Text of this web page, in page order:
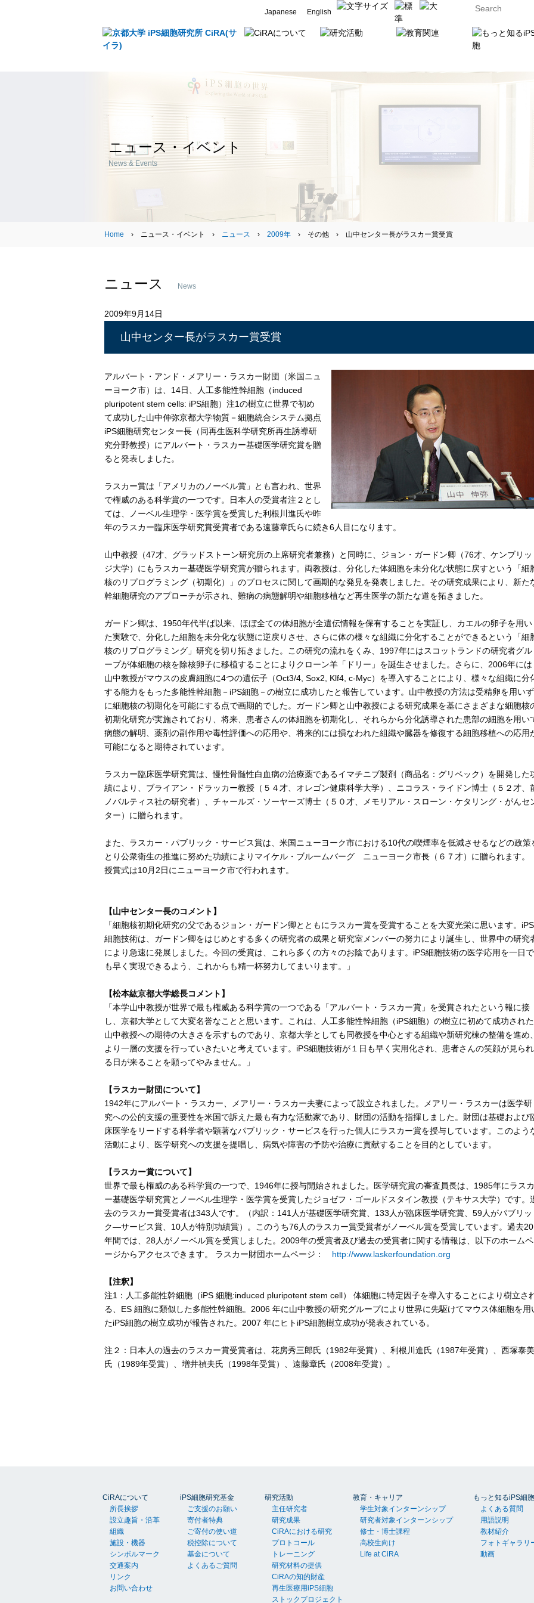
Japanese English
ニュース・イベント
News & Events
Home › ニュース・イベント › ニュース › 2009年› その他 › 山中センター長がラスカー賞受賞
ニュース News
2009年9月14日
山中センター長がラスカー賞受賞
アルバート・アンド・メアリー・ラスカー財団（米国ニュ
ーヨーク市）は、14日、人工多能性幹細胞（induced
pluripotent stem cells: iPS細胞）注1の樹立に世界で初め
て成功した山中伸弥京都大学物質－細胞統合システム拠点
iPS細胞研究センター長（同再生医科学研究所再生誘導研
究分野教授）にアルバート・ラスカー基礎医学研究賞を贈
ると発表しました。
ラスカー賞は「アメリカのノーベル賞」とも言われ、世界
で権威のある科学賞の一つです。日本人の受賞者注２とし
ては、ノーベル生理学・医学賞を受賞した利根川進氏や昨
年のラスカー臨床医学研究賞受賞者である遠藤章氏らに続き6人目になります。
山中教授（47才、グラッドストーン研究所の上席研究者兼務）と同時に、ジョン・ガードン卿（76才、ケンブリッ
ジ大学）にもラスカー基礎医学研究賞が贈られます。両教授は、分化した体細胞を未分化な状態に戻すという「細
核のリプログラミング（初期化）」のプロセスに関して画期的な発見を発表しました。その研究成果により、新た
幹細胞研究のアプローチが示され、難病の病態解明や細胞移植など再生医学の新たな道を拓きました。
ガードン卿は、1950年代半ば以来、ほぼ全ての体細胞が全遺伝情報を保有することを実証し、カエルの卵子を用い
た実験で、分化した細胞を未分化な状態に逆戻りさせ、さらに体の様々な組織に分化することができるという「細
核のリプログラミング」研究を切り拓きました。この研究の流れをくみ、1997年にはスコットランドの研究者グル
ープが体細胞の核を除核卵子に移植することによりクローン羊「ドリー」を誕生させました。さらに、2006年には
山中教授がマウスの皮膚細胞に4つの遺伝子（Oct3/4, Sox2, Klf4, c-Myc）を導入することにより、様々な組織に分
する能力をもった多能性幹細胞－iPS細胞－の樹立に成功したと報告しています。山中教授の方法は受精卵を用いず
に細胞核の初期化を可能にする点で画期的でした。ガードン卿と山中教授による研究成果を基にさまざまな細胞核
初期化研究が実施されており、将来、患者さんの体細胞を初期化し、それらから分化誘導された患部の細胞を用い
病態の解明、薬剤の副作用や毒性評価への応用や、将来的には損なわれた組織や臓器を修復する細胞移植への応用
可能になると期待されています。
ラスカー臨床医学研究賞は、慢性骨髄性白血病の治療薬であるイマチニブ製剤（商品名：グリベック）を開発した
績により、ブライアン・ドラッカー教授（５４才、オレゴン健康科学大学）、ニコラス・ライドン博士（５２才、
ノバルティス社の研究者）、チャールズ・ソーヤーズ博士（５０才、メモリアル・スローン・ケタリング・がんセ
ター）に贈られます。
また、ラスカー・パブリック・サービス賞は、米国ニューヨーク市における10代の喫煙率を低減させるなどの政策
とり公衆衛生の推進に努めた功績によりマイケル・ブルームバーグ ニューヨーク市長（６７才）に贈られます。
授賞式は10月2日にニューヨーク市で行われます。
【山中センター長のコメント】
「細胞核初期化研究の父であるジョン・ガードン卿とともにラスカー賞を受賞することを大変光栄に思います。iPS
細胞技術は、ガードン卿をはじめとする多くの研究者の成果と研究室メンバーの努力により誕生し、世界中の研究
により急速に発展しました。今回の受賞は、これら多くの方々のお陰であります。iPS細胞技術の医学応用を一日で
も早く実現できるよう、これからも精一杯努力してまいります。」
【松本紘京都大学総長コメント】
「本学山中教授が世界で最も権威ある科学賞の一つである「アルバート・ラスカー賞」を受賞されたという報に接
し、京都大学として大変名誉なことと思います。これは、人工多能性幹細胞（iPS細胞）の樹立に初めて成功された
山中教授への期待の大きさを示すものであり、京都大学としても同教授を中心とする組織や新研究棟の整備を進め、
より一層の支援を行っていきたいと考えています。iPS細胞技術が１日も早く実用化され、患者さんの笑顔が見られ
る日が来ることを願ってやみません。」
【ラスカー財団について】
1942年にアルバート・ラスカー、メアリー・ラスカー夫妻によって設立されました。メアリー・ラスカーは医学研
究への公的支援の重要性を米国で訴えた最も有力な活動家であり、財団の活動を指揮しました。財団は基礎および
床医学をリードする科学者や顕著なパブリック・サービスを行った個人にラスカー賞を授与しています。このよう
活動により、医学研究への支援を提唱し、病気や障害の予防や治療に貢献することを目的としています。
【ラスカー賞について】
世界で最も権威のある科学賞の一つで、1946年に授与開始されました。医学研究賞の審査員長は、1985年にラスカ
ー基礎医学研究賞とノーベル生理学・医学賞を受賞したジョゼフ・ゴールドスタイン教授（テキサス大学）です。
去のラスカー賞受賞者は343人です。（内訳：141人が基礎医学研究賞、133人が臨床医学研究賞、59人がパブリッ
ク―サービス賞、10人が特別功績賞）。このうち76人のラスカー賞受賞者がノーベル賞を受賞しています。過去20
年間では、28人がノーベル賞を受賞しました。2009年の受賞者及び過去の受賞者に関する情報は、以下のホームペ
ージからアクセスできます。 ラスカー財団ホームページ： http://www.laskerfoundation.org
【注釈】
注1：人工多能性幹細胞（iPS 細胞:induced pluripotent stem cell） 体細胞に特定因子を導入することにより樹立さ
る、ES 細胞に類似した多能性幹細胞。2006 年に山中教授の研究グループにより世界に先駆けてマウス体細胞を用
たiPS細胞の樹立成功が報告された。2007 年にヒトiPS細胞樹立成功が発表されている。
注２：日本人の過去のラスカー賞受賞者は、花房秀三郎氏（1982年受賞）、利根川進氏（1987年受賞）、西塚泰美
氏（1989年受賞）、増井禎夫氏（1998年受賞）、遠藤章氏（2008年受賞）。
CiRAについて
所長挨拶
設立趣旨・沿革
組織
施設・機器
シンボルマーク
交通案内
リンク
お問い合わせ
iPS細胞研究基金
ご支援のお願い
寄付者特典
ご寄付の使い道
税控除について
基金について
よくあるご質問
研究活動
主任研究者
研究成果
CiRAにおける研究
プロトコール
トレーニング
研究材料の提供
CiRAの知的財産
再生医療用iPS細胞
ストックプロジェクト
教育・キャリア
学生対象インターンシップ
研究者対象インターンシップ
修士・博士課程
高校生向け
Life at CiRA
もっと知るiPS細胞
よくある質問
用語説明
教材紹介
フォトギャラリ
動画